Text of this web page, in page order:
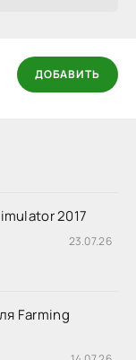
2017
23.07.26
Farming
ДОБАВИТЬ